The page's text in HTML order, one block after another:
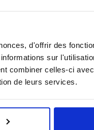
d'offrir des
sur
combiner celles-ci
de leurs services.
- Lightning, USB-C, USB - 5m,
conçu pour se connecter
et des vidéos claires à des fins
dotée d'une puce à haute
5.5mm et l'objectif a une longueur
de protection IP67, ce qui le rend